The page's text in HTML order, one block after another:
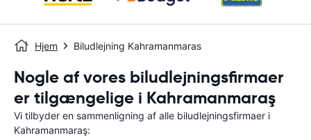
Hjem Biludlejning Kahramanmaras
Nogle af vores biludlejningsfirmaer
er tilgængelige i Kahramanmaraş
Vi tilbyder en sammenligning af alle biludlejningsfirmaer i
Kahramanmaraş: